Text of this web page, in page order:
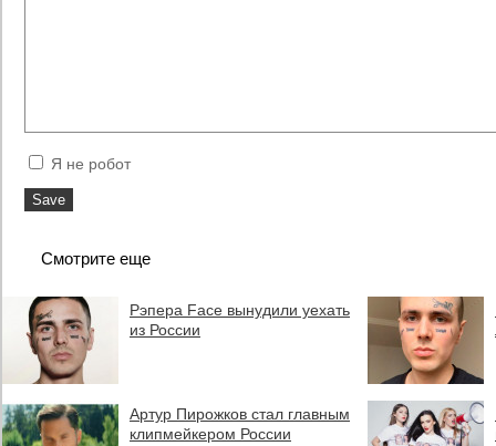
Я не робот
Смотрите еще
Рэпера Face вынудили уехать
из России
Артур Пирожков стал главным
клипмейкером России